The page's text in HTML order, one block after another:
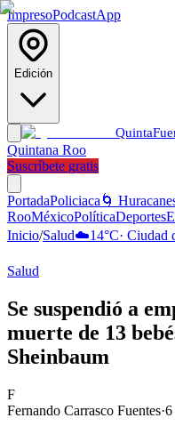
ImpresoPodcastApp
Edición
Quinta
Quintana Roo
Suscríbete gratis
PortadaPoliciaca 🌀
RooMéxicoPolíticaDeportes
Inicio/Salud☁️14°C· Ciudad
Salud
Se suspendió a
muerte de 13
Sheinbaum
F
Fernando Carrasco Fuentes·6